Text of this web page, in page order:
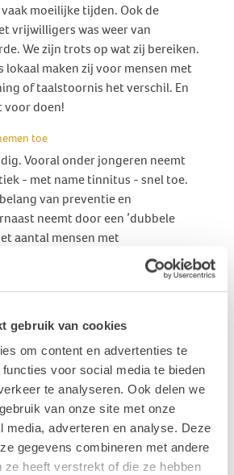
gebruik van cookies
om content en advertenties te
voor social media te bieden
te analyseren. Ook delen we
van onze site met onze
media, adverteren en analyse. Deze
gegevens combineren met andere
ze heeft verstrekt of die ze hebben
moeilijke tijden. Ook de
vrijwilligers was weer van
We zijn trots op wat zij bereiken.
lokaal maken zij voor mensen met
of taalstoornis het verschil. En
voor doen!
toe
Vooral onder jongeren neemt
- met name tinnitus - snel toe.
van preventie en
neemt door een ’dubbele
aantal mensen met
onze basis smaller, doordat
inkomsten uit subsidies
en niet-uitputtend de
Stichting Hoormij in 2018 op de
en
en Voorlichting en
Daarnaast komen de
en de afdelingen aan bod. In